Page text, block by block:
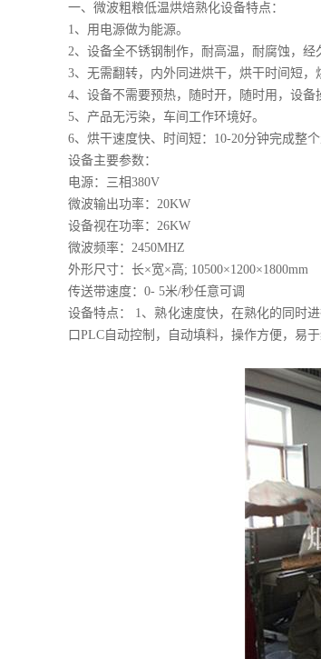
一、微波粗粮低温烘焙熟化设备特点：
1、用电源做为能源。
2、设备全不锈钢制作，耐高温，耐腐蚀，经
3、无需翻转，内外同进烘干，烘干时间短，
4、设备不需要预热，随时开，随时用，设
5、产品无污染，车间工作环境好。
6、烘干速度快、时间短：10-20分钟完成整
设备主要参数：
电源：三相380V
微波输出功率：20KW
设备视在功率：26KW
微波频率：2450MHZ
外形尺寸：长×宽×高; 10500×1200×1800mm
传送带速度：0- 5米/秒任意可调
设备特点： 1、熟化速度快，在熟化的同时
口PLC自动控制，自动填料，操作方便，易于